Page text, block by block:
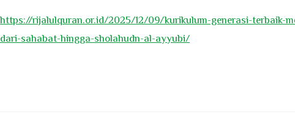
https://rijalulquran.or.id/2025/12/09/kurikulum-generasi-terbaik-
sahabat-hingga-sholahudn-al-ayyubi/